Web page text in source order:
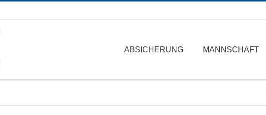
ABSICHERUNG MANNSCHAFT